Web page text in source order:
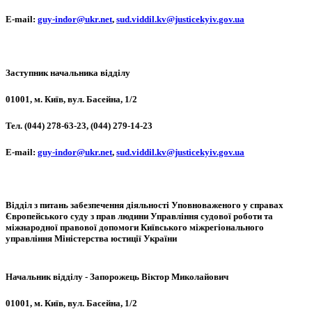
Е-mail: guy-indor@ukr.net, sud.viddil.kv@justicekyiv.gov.ua
Заступник начальника відділу
01001, м. Київ, вул. Басейна, 1/2
Тел. (044) 278-63-23, (044) 279-14-23
Е-mail: guy-indor@ukr.net, sud.viddil.kv@justicekyiv.gov.ua
Відділ з питань забезпечення діяльності Уповноваженого у справах
Європейського суду з прав людини Управління судової роботи та
міжнародної правової допомоги Київського міжрегіонального
управління Міністерства юстиції України
Начальник відділу - Запорожець Віктор Миколайович
01001, м. Київ, вул. Басейна, 1/2